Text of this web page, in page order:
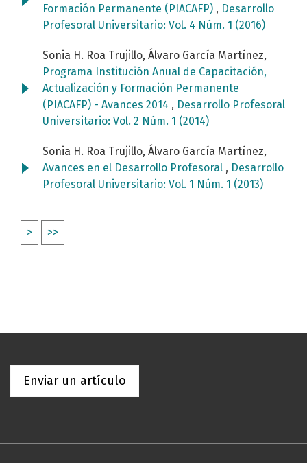
Formación Permanente (PIACAFP) , Desarrollo
Profesoral Universitario: Vol. 4 Núm. 1 (2016)
Sonia H. Roa Trujillo, Álvaro García Martínez,
Programa Institución Anual de Capacitación,
Actualización y Formación Permanente
(PIACAFP) - Avances 2014 , Desarrollo Profesoral
Universitario: Vol. 2 Núm. 1 (2014)
Sonia H. Roa Trujillo, Álvaro García Martínez,
Avances en el Desarrollo Profesoral , Desarrollo
Profesoral Universitario: Vol. 1 Núm. 1 (2013)
> >>
Enviar un artículo